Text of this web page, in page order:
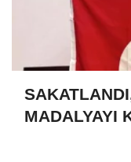
MADALYAYI